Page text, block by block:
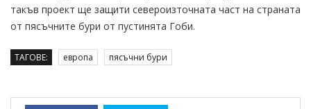
такъв проект ще защити североизточната част на страната
от пясъчните бури от пустинята Гоби.
ТАГОВЕ: европа пясъчни бури